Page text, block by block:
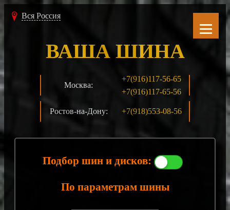
Вся Россия
Москва:
+7(916)117-56-65
+7(916)117-65-56
Ростов-на-Дону: +7(918)553-08-56
ВАША ШИНА
Подбор шин и дисков:
По параметрам шины